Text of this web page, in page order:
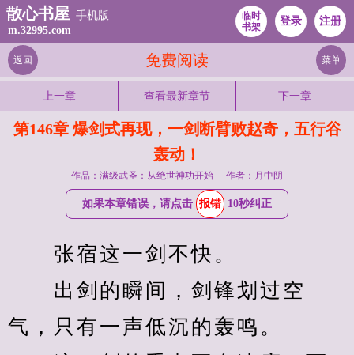
散心书屋 手机版
m.32995.com
临时
书架
登录 注册
免费阅读
返回 菜单
上一章 查看最新章节 下一章
第146章 爆剑式再现，一剑断臂败赵奇，五行谷
轰动！
作品：满级武圣：从绝世神功开始 作者：月中阴
如果本章错误，请点击 报错 10秒纠正
张宿这一剑不快。
出剑的瞬间，剑锋划过空
气，只有一声低沉的轰鸣。